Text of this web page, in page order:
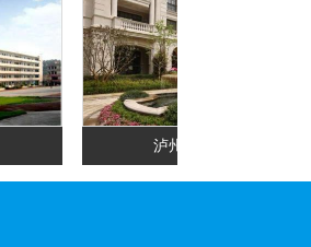
泸州翡翠城